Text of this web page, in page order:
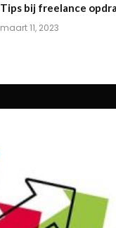
Tips bij freelance
maart 11, 2023